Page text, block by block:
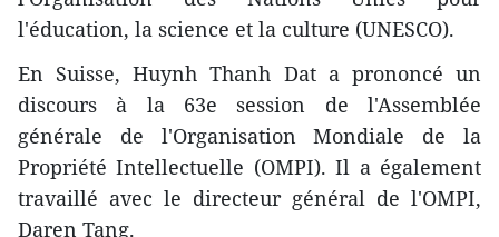
l'éducation, la science et la culture (UNESCO).
En Suisse, Huynh Thanh Dat a prononcé un
discours à la 63e session de l'Assemblée
générale de l'Organisation Mondiale de la
Propriété Intellectuelle (OMPI). Il a également
travaillé avec le directeur général de l'OMPI,
Daren Tang.